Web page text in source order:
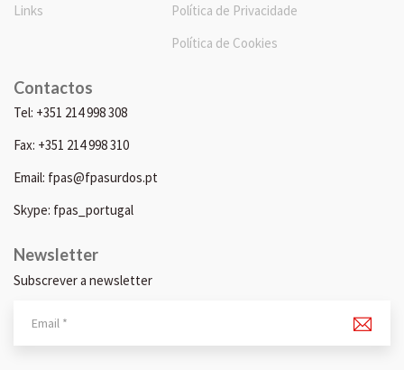
Links
Política de Privacidade
Política de Cookies
Contactos
Tel: +351 214 998 308
Fax: +351 214 998 310
Email: fpas@fpasurdos.pt
Skype: fpas_portugal
Newsletter
Subscrever a newsletter